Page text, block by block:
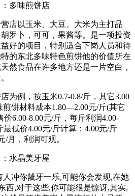
多味煎饼店
以玉米、大豆、大米为主打品
罗卜，可可，果酱等。是一项投资
好的项目，特别适合下岗人员和待
的东北多味特色煎饼他的价值所在
然食品在许多地方还是一片空白，
例，按玉米0.7-0.8/斤，其它3.00
饼材料成本1.80—2.00元/斤(其它
6.00-8.00元/斤，每斤利润4.00-
最低价4.00元/斤计算：4.00元/斤
/月，利润可观。
水晶美牙屋
冲你龇牙一乐,可能你会发现,在她
西,对于这些,你可能很是惊讶,其实,